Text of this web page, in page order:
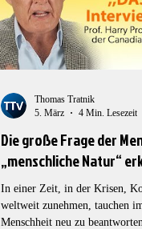
Die große Frage der
„menschliche Natur“
In einer Zeit, in der Krisen,
weltweit zunehmen, tauchen
Menschheit neu zu beantworten: Warum verhalten wir uns so, wie wir es tun?
Thomas Tratnik
5. März
4 Min. Lesezeit